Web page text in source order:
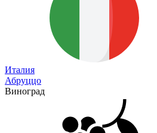
Италия
Абруццо
Виноград